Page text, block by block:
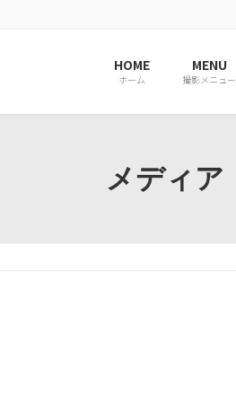
HOME
ホーム
MENU
撮影メニュー
メディア